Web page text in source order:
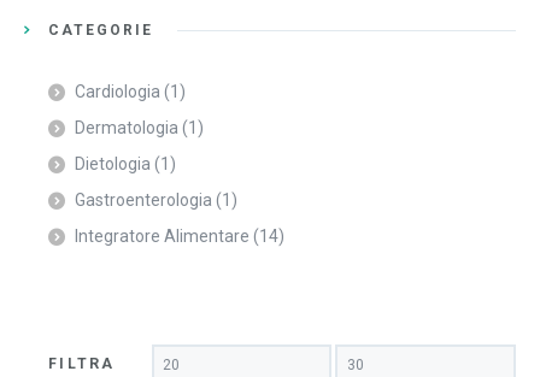
CATEGORIE
Cardiologia (1)
Dermatologia (1)
Dietologia (1)
Gastroenterologia (1)
Integratore Alimentare (14)
Prezzo
Prezzo
FILTRA